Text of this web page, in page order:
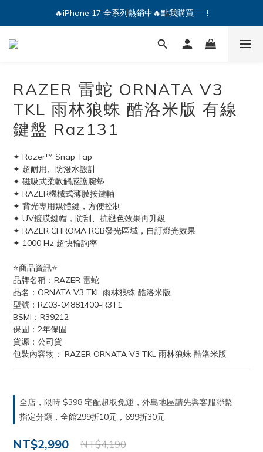
🔥iPhone 17 全系列熱銷中🔥點我購買 — !
RAZER 雷蛇 ORNATA V3
TKL 雨林狼蛛 酷洛米版 有線
鍵盤 Raz131
✦ Razer™ Snap Tap
✦ 超耐用、防潑水設計
✦ 磁吸式柔軟觸感護腕墊
✦ RAZER機械式薄膜按鍵軸
✦ 背光專用媒體鍵，方便控制
✦ UV鍍膜鍵帽，防刮、抗褪色效果再升級
✦ RAZER CHROMA RGB發光區域，自訂燈光效果
✦ 1000 Hz 超快輪詢率
⭐️商品資訊⭐️
品牌名稱：RAZER 雷蛇
品名：ORNATA V3 TKL 雨林狼蛛 酷洛米版
型號：RZ03-04881400-R3T1
BSMI：R39212
保固：2年保固
貨源：公司貨
包裝內容物： RAZER ORNATA V3 TKL 雨林狼蛛 酷洛米版
全店，限時 $398 宅配超取免運，外島地區請先與客服聯繫
指定分類，全館299折10元，699折30元
NT$2,990 NT$4,190